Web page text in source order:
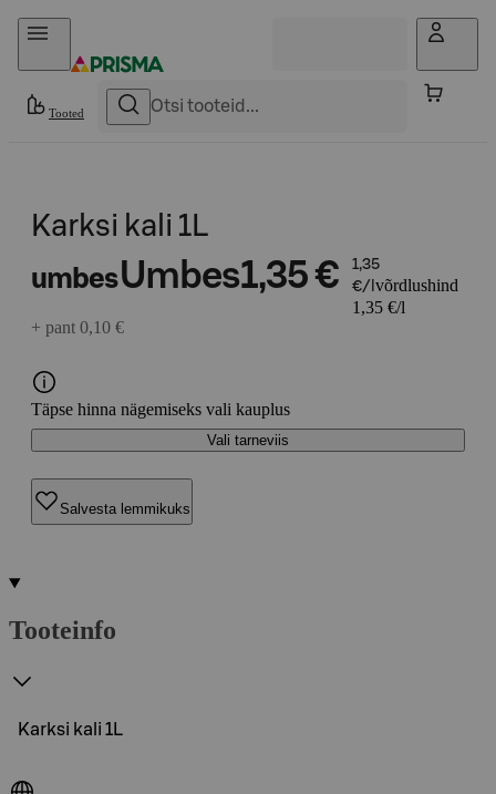
Otse sisu juurde
Tooted
Karksi kali 1L
umbesUmbes1,35 €
1,35
€/l võrdlushind
1,35 €/l
+ pant 0,10 €
Täpse hinna nägemiseks vali kauplus
Vali tarneviis
Salvesta lemmikuks
Tooteinfo
Karksi kali 1L